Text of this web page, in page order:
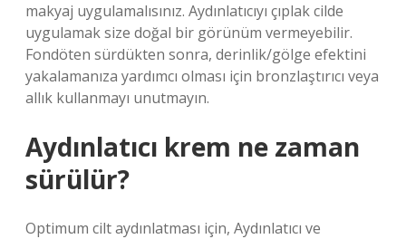
makyaj uygulamalısınız. Aydınlatıcıyı çıplak cilde
uygulamak size doğal bir görünüm vermeyebilir.
Fondöten sürdükten sonra, derinlik/gölge efektini
yakalamanıza yardımcı olması için bronzlaştırıcı veya
allık kullanmayı unutmayın.
Aydınlatıcı krem ne zaman
sürülür?
Optimum cilt aydınlatması için, Aydınlatıcı ve